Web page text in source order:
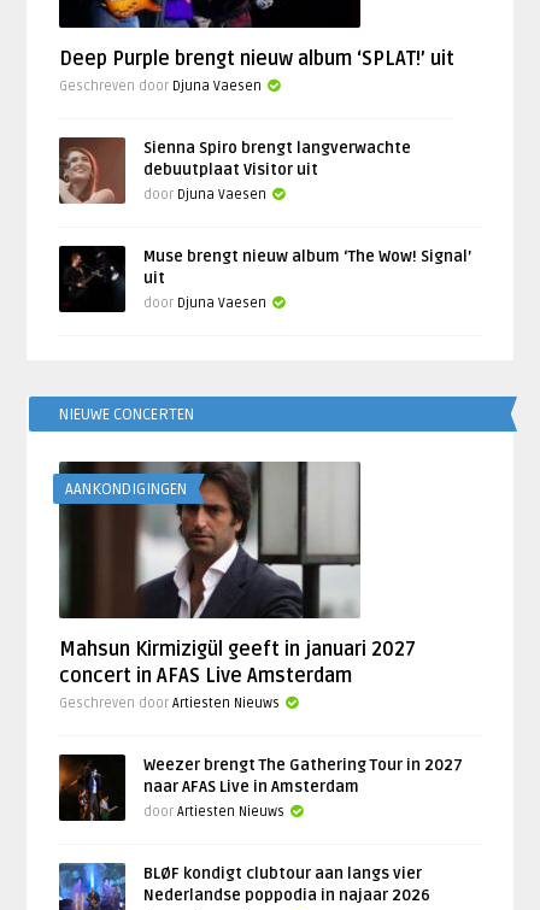
Deep Purple brengt nieuw album ‘SPLAT!’ uit
Geschreven door Djuna Vaesen
Sienna Spiro brengt langverwachte
debuutplaat Visitor uit
door Djuna Vaesen
Muse brengt nieuw album ‘The Wow! Signal’
uit
door Djuna Vaesen
NIEUWE CONCERTEN
AANKONDIGINGEN
Mahsun Kirmizigül geeft in januari 2027
concert in AFAS Live Amsterdam
Geschreven doorArtiesten Nieuws
Weezer brengt The Gathering Tour in 2027
naar AFAS Live in Amsterdam
doorArtiesten Nieuws
BLØF kondigt clubtour aan langs vier
Nederlandse poppodia in najaar 2026